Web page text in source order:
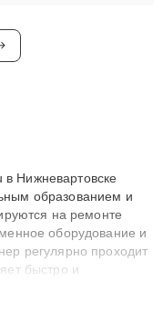
Нижневартовске
образованием и
на ремонте
оборудование и
регулярно проходит
быстро и
решают